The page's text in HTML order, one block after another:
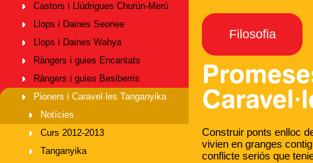
Castors i Llúdrigues Churún-Merú
Llops i Daines Seonee
Llops i Daines Wahya
Ràngers i guies Encantats
Ràngers i guies Besiberris
Pioners i Caravel·les Tanganyika
Notícies
Curs 2012-2013
Tanganyika
Filosofia
Construir ponts enlloc
vivien en granges
conflicte seriós que